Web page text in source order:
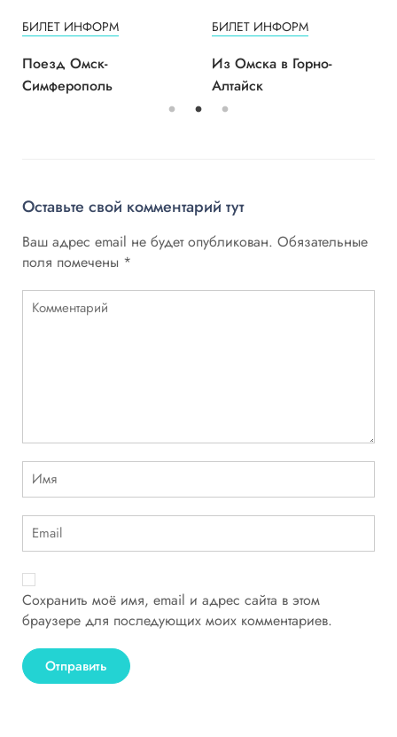
БИЛЕТ ИНФОРМ
Поезд Омск-
Симферополь
БИЛЕТ ИНФОРМ
Из Омска в Горно-
Алтайск
Оставьте свой комментарий тут
Ваш адрес email не будет опубликован. Обязательные
поля помечены *
Сохранить моё имя, email и адрес сайта в этом
браузере для последующих моих комментариев.